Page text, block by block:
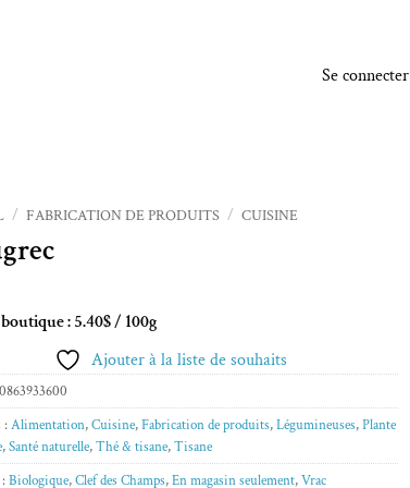
Se connecter
/ FABRICATION DE PRODUITS / CUISINE
: 5.40$ / 100g
Ajouter à la liste de souhaits
: Alimentation,Cuisine,Fabrication de produits,Légumineuses,Plante
,Santé naturelle,Thé & tisane,Tisane
Biologique,Clef des Champs,En magasin seulement,Vrac